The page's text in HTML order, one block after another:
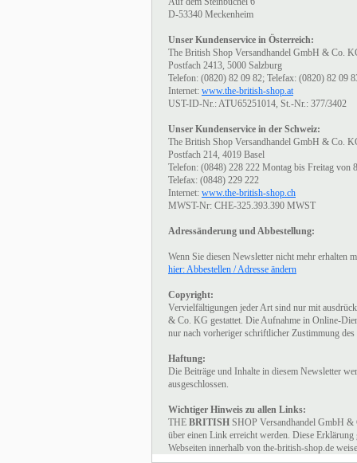
D-53340 Meckenheim
Unser Kundenservice in Österreich:
The British Shop Versandhandel GmbH & Co.
Postfach 2413, 5000 Salzburg
Telefon: (0820) 82 09 82; Telefax: (0820) 82 09
Internet: www.the-british-shop.at
UST-ID-Nr.: ATU65251014, St.-Nr.: 377/3402
Unser Kundenservice in der Schweiz:
The British Shop Versandhandel GmbH & Co.
Postfach 214, 4019 Basel
Telefon: (0848) 228 222 Montag bis Freitag von
Telefax: (0848) 229 222
Internet: www.the-british-shop.ch
MWST-Nr: CHE-325.393.390 MWST
Adressänderung und Abbestellung:
Wenn Sie diesen Newsletter nicht mehr erhalten
hier: Abbestellen / Adresse ändern
Copyright:
Vervielfältigungen jeder Art sind nur mit
& Co. KG gestattet. Die Aufnahme in Online-
nur nach vorheriger schriftlicher Zustimmung
Haftung:
Die Beiträge und Inhalte in diesem Newsletter
ausgeschlossen.
Wichtiger Hinweis zu allen Links:
THE BRITISH SHOP Versandhandel GmbH
über einen Link erreicht werden. Diese
Webseiten innerhalb von the-british-shop.de